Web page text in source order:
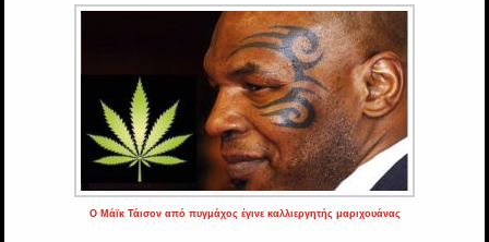
Ο Μάϊκ Τάισον από πυγμάχος έγινε καλλιεργητής μαριχουάνας